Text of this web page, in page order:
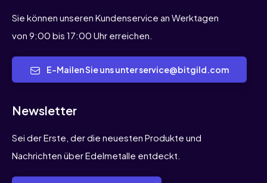
Sie können unseren Kundenservice an Werktagen
von 9:00 bis 17:00 Uhr erreichen.
E-Mailen Sie uns unter service@bitgild.com
Newsletter
Sei der Erste, der die neuesten Produkte und
Nachrichten über Edelmetalle entdeckt.